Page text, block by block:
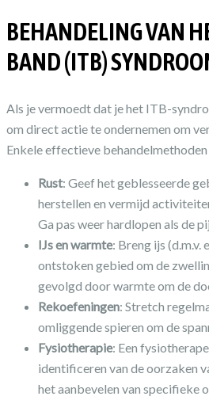
BEHANDELING VAN
BAND (ITB)
Als je vermoedt dat je het ITB-
om direct actie te ondernemen om
Enkele effectieve
Rust: Geef het geblesseerde
herstellen en vermijd
Ga pas weer hardlopen als de
IJs en warmte: Breng ijs (d.m.v.
ontstoken gebied om de
gevolgd door warmte om de
Rekoefeningen: Stretch
omliggende spieren om de
Fysiotherapie: Een
identificeren van de oorzaken
het aanbevelen van specifieke